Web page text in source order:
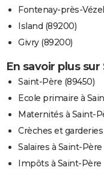
Fontenay-près-
Island (89200)
Givry (89200)
En savoir plus
Saint-Père (89450)
Ecole primaire à
Maternités à Saint-
Crèches et
Salaires à Saint-Père
Impôts à Saint-Père